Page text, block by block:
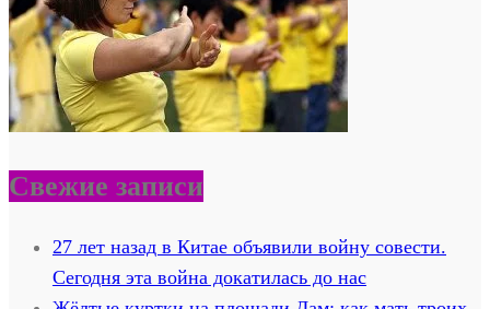
Свежие записи
27 лет назад в Китае объявили войну совести.
Сегодня эта война докатилась до нас